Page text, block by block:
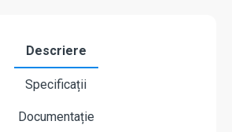
Descriere
Specificații
Documentație